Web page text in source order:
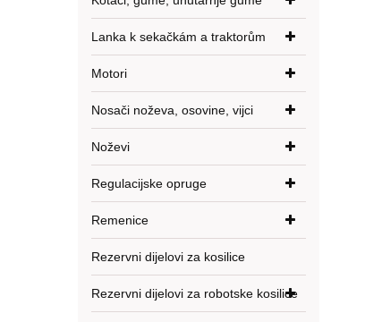
Lanka k sekačkám a traktorům
Motori
Nosači noževa, osovine, vijci
Noževi
Regulacijske opruge
Remenice
Rezervni dijelovi za kosilice
Rezervni dijelovi za robotske kosilice